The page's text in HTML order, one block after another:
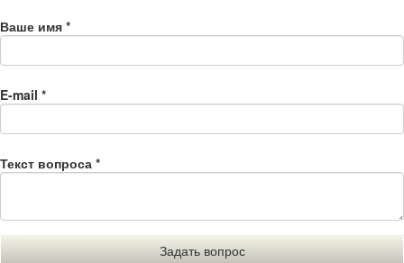
Ваше имя *
E-mail *
Текст вопроса *